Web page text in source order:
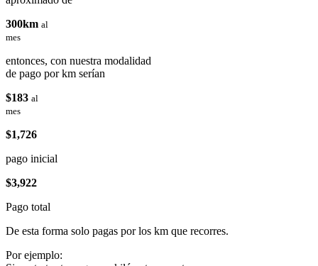
300km al
mes
entonces, con nuestra modalidad
de pago por km serían
$183 al
mes
$1,726
pago inicial
$3,922
Pago total
De esta forma solo pagas por los km que recorres.
Por ejemplo: